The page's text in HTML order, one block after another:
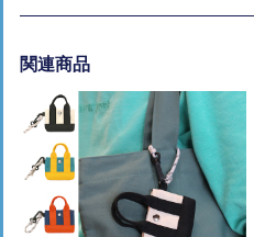
関連商品